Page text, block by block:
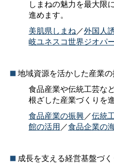
しまねの魅力を最大限
進めます。
美肌県しまね／外国人
岐ユネスコ世界ジオパ
地域資源を活かした産業
食品産業や伝統工芸な
根ざした産業づくりを
食品産業の振興／伝統
館の活用／食品企業の
成長を支える経営基盤づく